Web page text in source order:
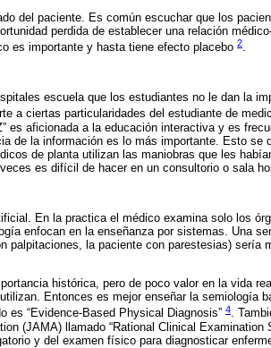
del paciente. Es común escuchar que los
perdida de establecer una relación
es importante y hasta tiene efecto placebo 2.
escuela que los estudiantes no le dan la
a ciertas particularidades del estudiante de
es aficionada a la educación interactiva y es
de la información es lo más importante. Esto se
de planta utilizan las maniobras que les
es difícil de hacer en un consultorio o sala
En la practica el médico examina solo los
enfocan en la enseñanza por sistemas. Una
palpitaciones, la paciente con parestesias) sería
histórica, pero de poco valor en la vida
Entonces es mejor enseñar la semiología
es “Evidence-Based Physical Diagnosis” 4.
(JAMA) llamado “Rational Clinical Examination
y del examen físico para diagnosticar